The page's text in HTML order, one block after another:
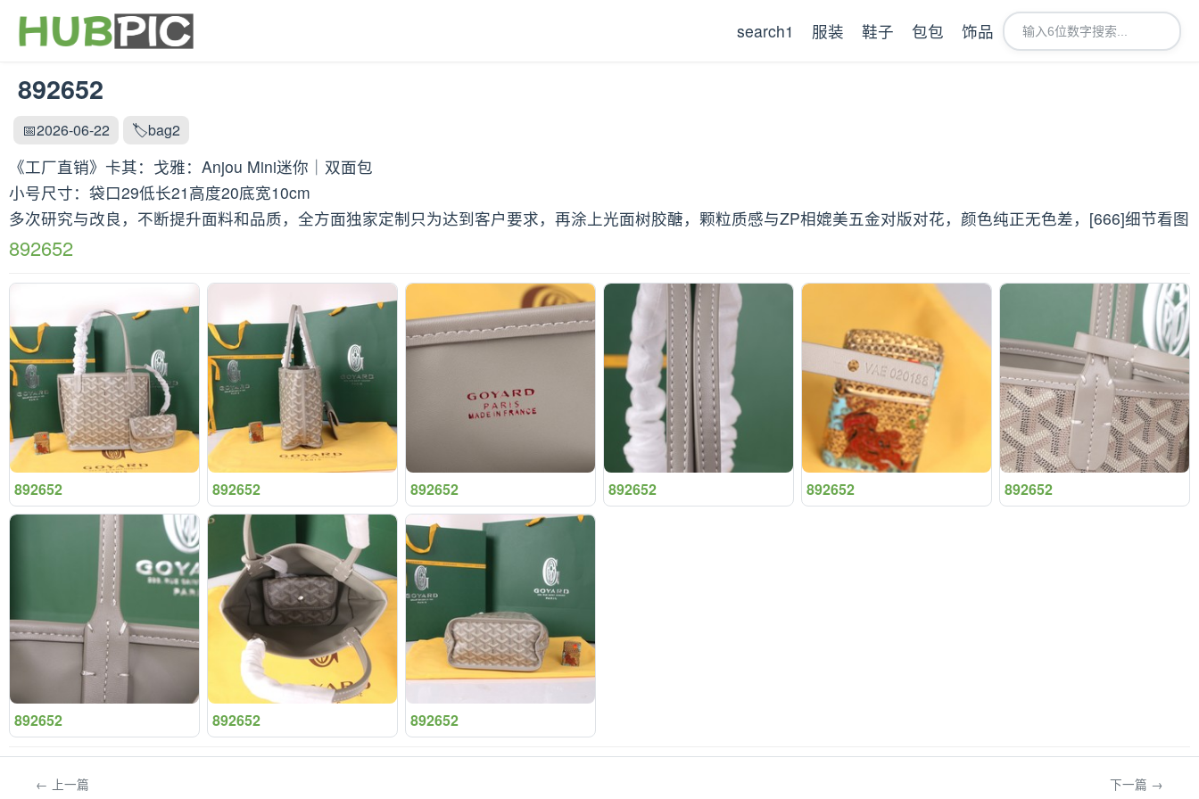
search1 服装 鞋子 包包 饰品
892652
📅2026-06-22 🏷️bag2
《工厂直销》卡其：戈雅：Anjou Mini迷你｜双面包
小号尺寸：袋口29低长21高度20底宽10cm
多次研究与改良，不断提升面料和品质，全方面独家定制只为达到客户要求，再涂上光面树胶醣，颗粒质感与ZP相媲美五金对版对花，颜色纯正无色差，[666]细节看图
892652
892652 892652 892652 892652 892652 892652
892652 892652 892652
← 上一篇 下一篇 →